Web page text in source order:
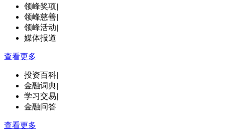
领峰奖项|
领峰慈善|
领峰活动|
媒体报道
查看更多
投资百科|
金融词典|
学习交易|
金融问答
查看更多